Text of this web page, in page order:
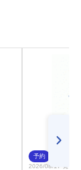
予約
2026/08/17 発売